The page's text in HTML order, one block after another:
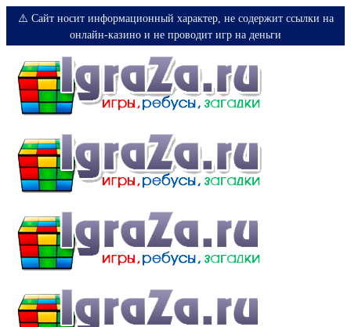
⚠️ Сайт носит информационный характер, не содержит ссылки на
онлайн-казино и не проводит игр на деньги